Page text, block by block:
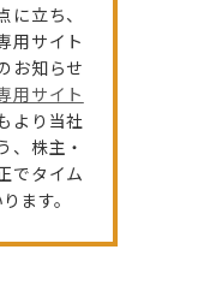
立ち、
用サイト
お知らせ
用サイト
より当社
、株主・
でタイム
ます。